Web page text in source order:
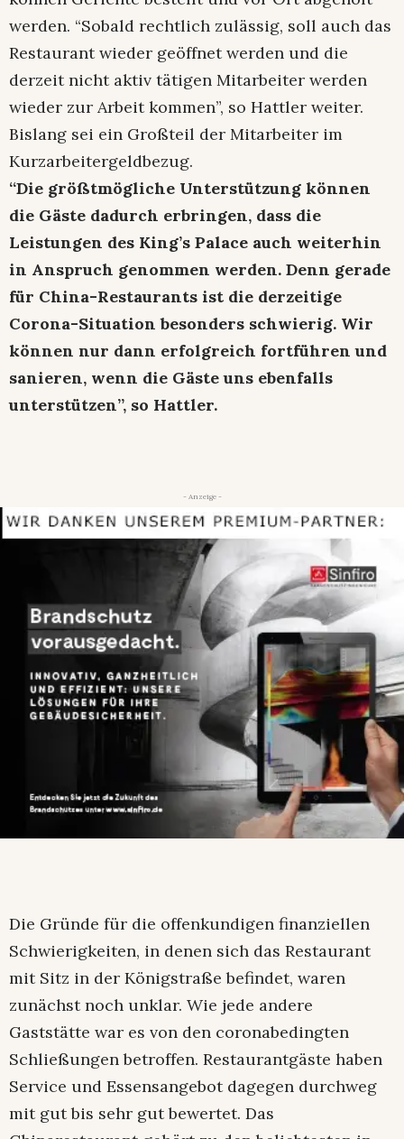
werden. “Sobald rechtlich zulässig, soll auch das
Restaurant wieder geöffnet werden und die
derzeit nicht aktiv tätigen Mitarbeiter werden
wieder zur Arbeit kommen”, so Hattler weiter.
Bislang sei ein Großteil der Mitarbeiter im
Kurzarbeitergeldbezug.
“Die größtmögliche Unterstützung können
die Gäste dadurch erbringen, dass die
Leistungen des King’s Palace auch weiterhin
in Anspruch genommen werden. Denn gerade
für China-Restaurants ist die derzeitige
Corona-Situation besonders schwierig. Wir
können nur dann erfolgreich fortführen und
sanieren, wenn die Gäste uns ebenfalls
unterstützen”, so Hattler.
- Anzeige -
Die Gründe für die offenkundigen finanziellen
Schwierigkeiten, in denen sich das Restaurant
mit Sitz in der Königstraße befindet, waren
zunächst noch unklar. Wie jede andere
Gaststätte war es von den coronabedingten
Schließungen betroffen. Restaurantgäste haben
Service und Essensangebot dagegen durchweg
mit gut bis sehr gut bewertet. Das